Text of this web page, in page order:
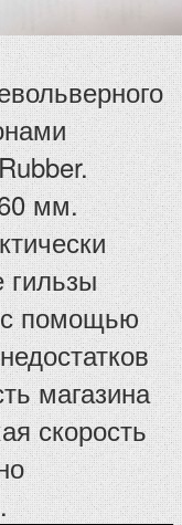
мм.
гильзы
с помощью
магазина
скорость